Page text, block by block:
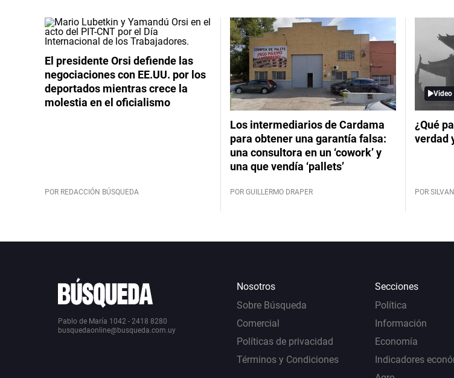
El presidente Orsi defiende las
negociaciones con EE.UU. por los
deportados mientras crece la
molestia en el oficialismo
POR REDACCIÓN BÚSQUEDA
Los intermediarios de Cardama
para obtener una garantía falsa:
una consultora en un ‘cowork’ y
una que vendía ‘pallets’
POR GUILLERMO DRAPER
Video
¿Qué
verdad
POR
Pablo de María 1042 - 2418 8280
busquedaonline@busqueda.com.uy
Nosotros
Sobre Búsqueda
Comercial
Políticas de privacidad
Términos y Condiciones
Secciones
Política
Información
Economía
Indicadores